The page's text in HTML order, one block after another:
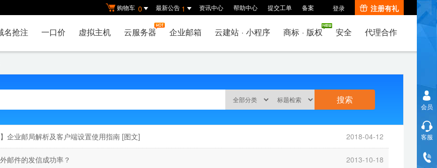
购物车 0 最新公告 1 资讯中心 帮助中心 提交工单 备案 登录 注册有礼
名抢注 一口价 虚拟主机 云服务器 企业邮箱 云建站 · 小程序 商标 · 版权 安全 代理合作
2018-04-12
】企业邮局解析及客户端设置使用指南 [图文]
2013-10-18
邮件的发信成功率？
会员
客服